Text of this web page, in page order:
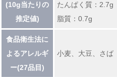
(10g当たりの
推定値)
たんぱく質：
脂質：0.7g
食品衛生法に
よるアレルギ
ー(27品目)
小麦、大豆、さば